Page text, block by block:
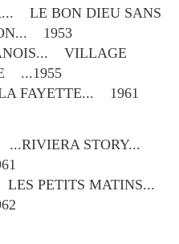
LE BON DIEU SANS
1953
VILLAGE
...1955
FAYETTE... 1961
STORY...
PETITS MATINS...